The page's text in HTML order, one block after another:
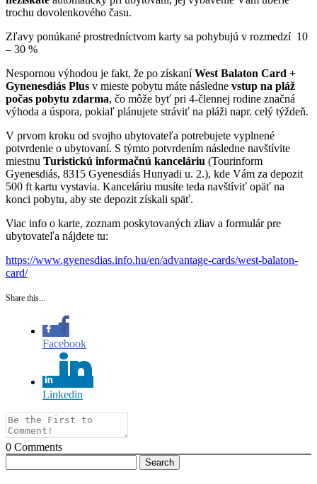
trochu dovolenkového času.
Zľavy ponúkané prostredníctvom karty sa pohybujú v rozmedzí 10
– 30 %
Nespornou výhodou je fakt, že po získaníWest Balaton Card +
Gynenesdiás Plus v mieste pobytu máte následne vstup na pláž
počas pobytu zdarma, čo môže byť pri 4-člennej rodine značná
výhoda a úspora, pokiaľ plánujete stráviť na pláži napr. celý týždeň.
V prvom kroku od svojho ubytovateľa potrebujete vyplnené
potvrdenie o ubytovaní. S týmto potvrdením následne navštívite
miestnu Turistickú informačnú kanceláriu (Tourinform
Gyenesdiás, 8315 Gyenesdiás Hunyadi u. 2.), kde Vám za depozit
500 ft kartu vystavia. Kanceláriu musíte teda navštíviť opäť na
konci pobytu, aby ste depozit získali späť.
Viac info o karte, zoznam poskytovaných zliav a formulár pre
ubytovateľa nájdete tu:
https://www.gyenesdias.info.hu/en/advantage-cards/west-balaton-
card/
Share this...
Facebook
Linkedin
0 Comments
for: